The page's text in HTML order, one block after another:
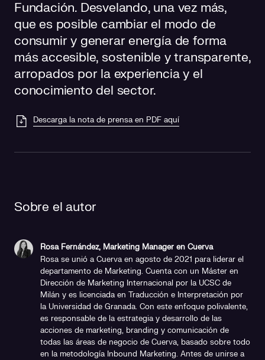
Fundación. Desvelando, una vez más,
que es posible cambiar el modo de
consumir y generar energía de forma
más accesible, sostenible y transparente,
arropados por la experiencia y el
conocimiento del sector.
Descarga la nota de prensa en PDF aquí
Sobre el autor
Rosa Fernández, Marketing Manager en Cuerva
Rosa se unió a Cuerva en agosto de 2021 para liderar el
departamento de Marketing. Cuenta con un Máster en
Dirección de Marketing Internacional por la UCSC de
Milán y es licenciada en Traducción e Interpretación por
la Universidad de Granada. Con este enfoque polivalente,
es responsable de la estrategia y desarrollo de las
acciones de marketing, branding y comunicación de
todas las áreas de negocio de Cuerva, basado sobre todo
en la metodología Inbound Marketing. Antes de unirse a